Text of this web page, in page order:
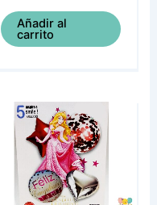
Añadir al
carrito